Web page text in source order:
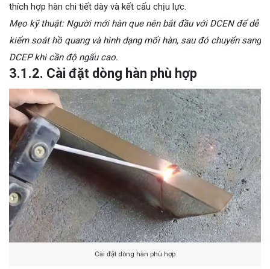
thích hợp hàn chi tiết dày và kết cấu chịu lực.
Mẹo kỹ thuật: Người mới hàn que nên bắt đầu với DCEN để dễ
kiểm soát hồ quang và hình dạng mối hàn, sau đó chuyển sang
DCEP khi cần độ ngấu cao.
3.1.2. Cài đặt dòng hàn phù hợp
Cài đặt dòng hàn phù hợp